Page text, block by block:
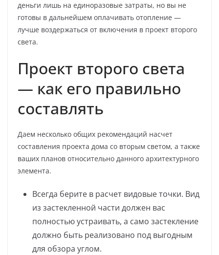
деньги лишь на единоразовые затраты, но вы не
готовы в дальнейшем оплачивать отопление —
лучше воздержаться от включения в проект второго
света.
Проект второго света
— как его правильно
составлять
Даем несколько общих рекомендаций насчет
составления проекта дома со вторым светом, а также
ваших планов относительно данного архитектурного
элемента.
Всегда берите в расчет видовые точки. Вид
из застекленной части должен вас
полностью устраивать, а само застекление
должно быть реализовано под выгодным
для обзора углом.